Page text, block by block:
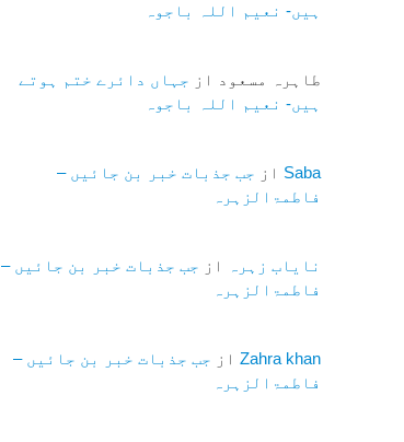
ہیں- نعیم اللہ باجوہ
طاہرہ مسعود از جہاں دائرے ختم ہوتے
ہیں- نعیم اللہ باجوہ
Saba از جب جذبات خبر بن جائیں –
فاطمۃالزہرہ
نایاب زہرہ از جب جذبات خبر بن جائیں –
فاطمۃالزہرہ
Zahra khanاز جب جذبات خبر بن جائیں –
فاطمۃالزہرہ